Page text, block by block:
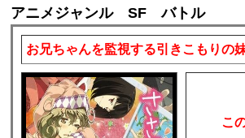
アニメジャンル SF バトル
お兄ちゃんを監視する引きこもりの
こ